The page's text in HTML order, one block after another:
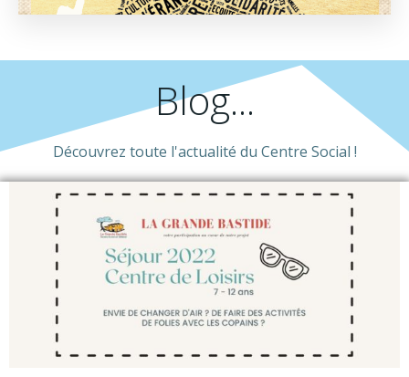
Blog...
Découvrez toute l'actualité du Centre Social !